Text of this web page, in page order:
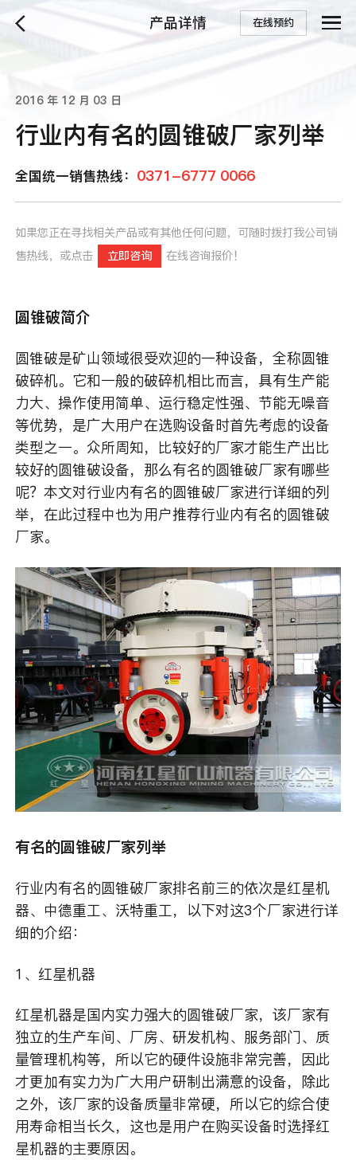
产品详情 在线预约
2016 年 12 月 03 日
行业内有名的圆锥破厂家列举
全国统一销售热线： 0371-6777 0066
如果您正在寻找相关产品或有其他任何问题，可随时拨打我公司销
售热线，或点击
立即咨询 在线咨询报价！
圆锥破简介
圆锥破是矿山领域很受欢迎的一种设备，全称圆锥
破碎机。它和一般的破碎机相比而言，具有生产能
力大、操作使用简单、运行稳定性强、节能无噪音
等优势，是广大用户在选购设备时首先考虑的设备
类型之一。众所周知，比较好的厂家才能生产出比
较好的圆锥破设备，那么有名的圆锥破厂家有哪些
呢？本文对行业内有名的圆锥破厂家进行详细的列
举，在此过程中也为用户推荐行业内有名的圆锥破
厂家。
有名的圆锥破厂家列举
行业内有名的圆锥破厂家排名前三的依次是红星机
器、中德重工、沃特重工，以下对这3个厂家进行详
细的介绍：
1、红星机器
红星机器是国内实力强大的圆锥破厂家，该厂家有
独立的生产车间、厂房、研发机构、服务部门、质
量管理机构等，所以它的硬件设施非常完善，因此
才更加有实力为广大用户研制出满意的设备，除此
之外，该厂家的设备质量非常硬，所以它的综合使
用寿命相当长久，这也是用户在购买设备时选择红
星机器的主要原因。